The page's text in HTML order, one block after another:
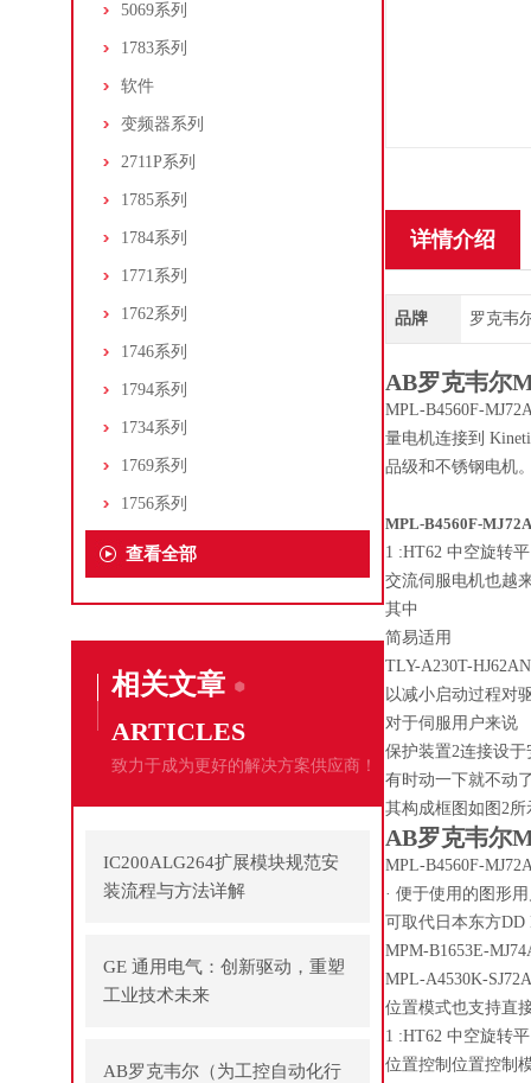
5069系列
1783系列
软件
变频器系列
2711P系列
1785系列
1784系列
1771系列
1762系列
1746系列
1794系列
1734系列
1769系列
1756系列
查看全部
相关文章
ARTICLES
致力于成为更好的解决方案供应商！
IC200ALG264扩展模块规范安
装流程与方法详解
GE 通用电气：创新驱动，重塑
工业技术未来
AB罗克韦尔（为工控自动化行
详情介绍
品牌 罗克韦
AB罗克韦尔
MPL-B4560F-
量电机连接到
品级和不锈钢电机
MPL-B4560F-
1 :HT62 中空旋转
交流伺服电机也越
其中
简易适用
TLY-A230T-
以减小启动过程对
对于伺服用户来说
保护装置2连接设于
有时动一下就不动
其构成框图如图2所
AB罗克韦尔
MPL-B4560F-
· 便于使用的图形
可取代日本东方DD
MPM-B1653E-
MPL-A4530K-
位置模式也支持直
1 :HT62 中空旋转
位置控制位置控制